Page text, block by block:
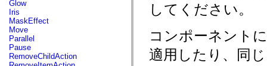
flash.display3D
flash.display3D.textures
flash.errors
flash.events
flash.external
flash.filesystem
flash.filters
Glow
Iris
MaskEffect
Move
Parallel
Pause
RemoveChildAction
してください。
コンポーネント
適用したり、同